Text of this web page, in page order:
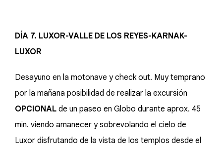
DÍA 7. LUXOR-VALLE DE LOS REYES-KARNAK-
LUXOR
Desayuno en la motonave y check out. Muy temprano
por la mañana posibilidad de realizar la excursión
OPCIONAL de un paseo en Globo durante aprox. 45
min. viendo amanecer y sobrevolando el cielo de
Luxor disfrutando de la vista de los templos desde el